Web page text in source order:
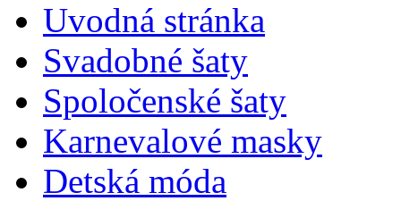
Uvodná stránka
Svadobné šaty
Spoločenské šaty
Karnevalové masky
Detská móda